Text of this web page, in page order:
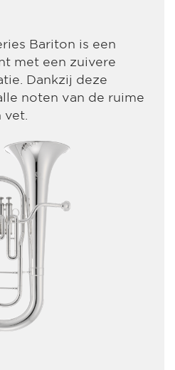
Bariton is een
met een zuivere
Dankzij deze
noten van de ruime